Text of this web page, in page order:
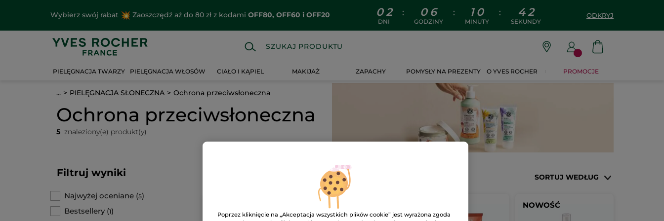
Wybierz swój rabat Zaoszczędź aż do 80 zł z kodami OFF80, OFF60 i OFF20 0 2
DNI
: 0 6
GODZINY
: 1 0
MINUTY
: 4 1
SEKUNDY
ODKRYJ
PIELĘGNACJA TWARZY PIELĘGNACJA WŁOSÓW CIAŁO I KĄPIEL MAKIJAŻ ZAPACHY POMYSŁY NA PREZENTY O YVES ROCHER PROMOCJE
... PIELĘGNACJA SŁONECZNA Ochrona przeciwsłoneczna
Ochrona przeciwsłoneczna
5 znaleziony(e) produkt(y)
Filtruj wyniki
Najwyżej oceniane (5)
Bestsellery (1)
SORTUJ WEDŁUG
NOWOŚĆ NOWOŚĆ
Poprzez kliknięcie na „Akceptacja wszystkich plików cookie” jest wyrażona zgoda